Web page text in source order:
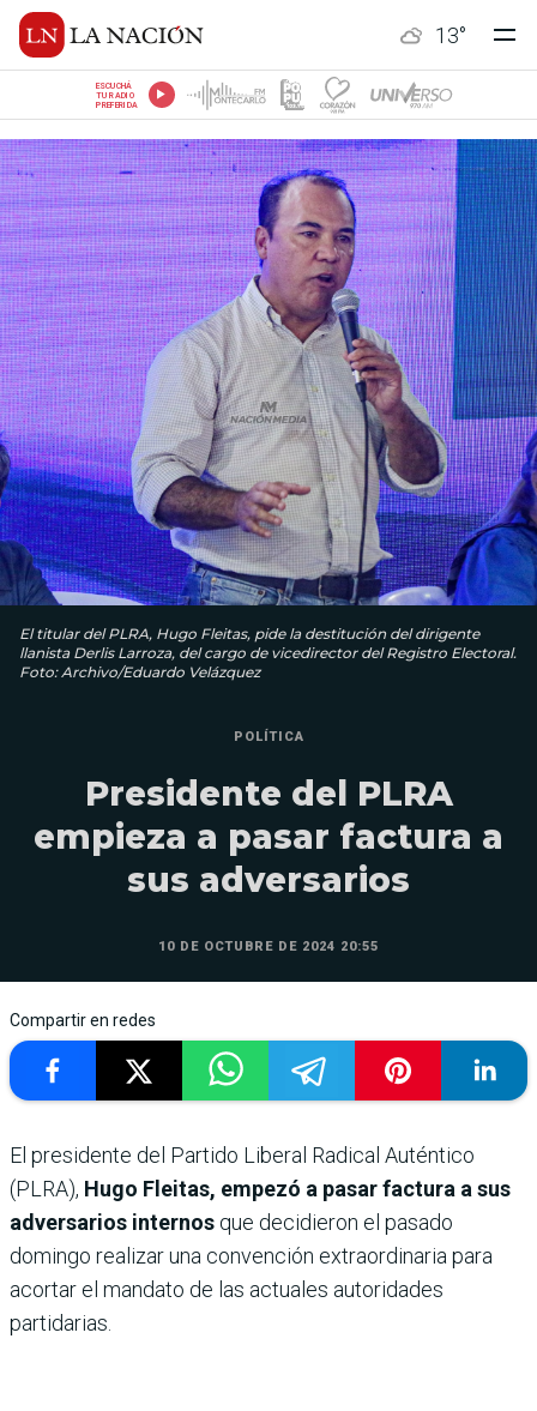
13°
ESCUCHÁ
TU RADIO
PREFERIDA
El titular del PLRA, Hugo Fleitas, pide la destitución del dirigente
llanista Derlis Larroza, del cargo de vicedirector del Registro Electoral.
Foto: Archivo/Eduardo Velázquez
POLÍTICA
Presidente del PLRA
empieza a pasar factura a
sus adversarios
10 DE OCTUBRE DE 2024 20:55
Compartir en redes
El presidente del Partido Liberal Radical Auténtico
(PLRA), Hugo Fleitas, empezó a pasar factura a sus
adversarios internos que decidieron el pasado
domingo realizar una convención extraordinaria para
acortar el mandato de las actuales autoridades
partidarias.